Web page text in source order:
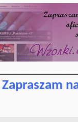
Zapraszam